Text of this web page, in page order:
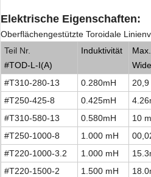
Elektrische Eigenschaften:
Oberflächengestützte Toroidale
Teil Nr.
#TOD-L-I(A)
Induktivität
#T310-280-13
0.280mH 20,9
#T250-425-8
0.425mH
#T310-580-13
0.580mH 10
#T250-1000-8
1.000 mH
#T220-1000-3.2
1.000 mH
#T220-1500-2
1.500 mH